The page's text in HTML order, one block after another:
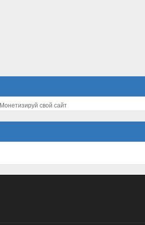
Монетизируй свой сайт